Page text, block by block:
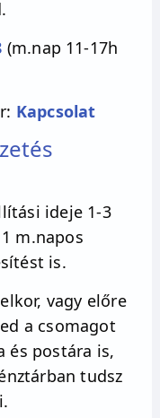
az ametiszt
(m.nap 11-17h
Kapcsolat
ideje 1-3
m.napos
is.
vagy előre
a csomagot
és postára is,
tudsz